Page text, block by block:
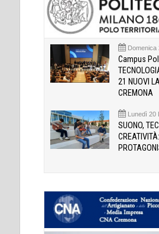
Domenica
Campus
21 NUOVI
CREMONA
Lunedì
SUONO,